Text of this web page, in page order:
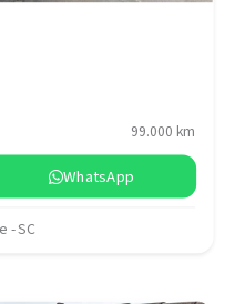
99.000 km
WhatsApp
- SC